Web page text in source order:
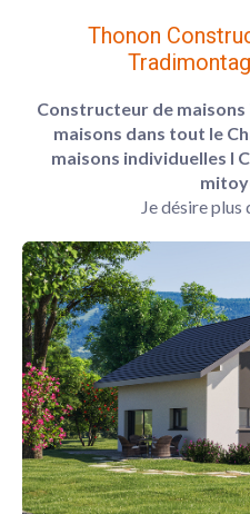
Thonon
Constructeur de maisons
maisons dans tout le
maisons individuelles l
Je désire